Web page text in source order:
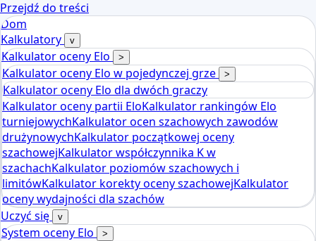
Przejdź do treści
Dom
Kalkulatory
v
Kalkulator oceny Elo >
Kalkulator oceny Elo w pojedynczej grze >
Kalkulator oceny Elo dla dwóch graczy
Kalkulator oceny partii EloKalkulator rankingów Elo
turniejowychKalkulator ocen szachowych zawodów
drużynowychKalkulator początkowej oceny
szachowejKalkulator współczynnika K w
szachachKalkulator poziomów szachowych i
limitówKalkulator korekty oceny szachowejKalkulator
oceny wydajności dla szachów
Uczyć się
v
System oceny Elo >